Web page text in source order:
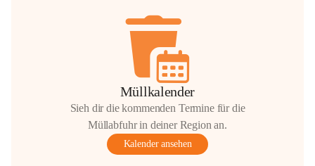
Müllkalender
Sieh dir die kommenden Termine für die
Müllabfuhr in deiner Region an.
Kalender ansehen